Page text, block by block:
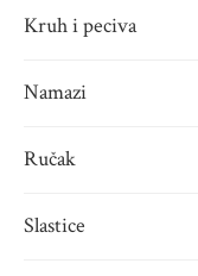
Kruh i peciva
Namazi
Ručak
Slastice